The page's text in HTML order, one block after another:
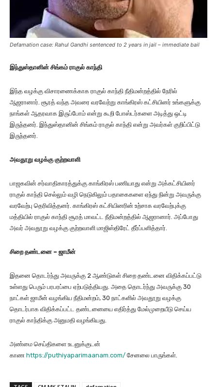
Defamation case: Rahul Gandhi sentenced to 2 years in jail – immediate bail
இந்துஸ்தானின் சிங்கம் ராகுல் காந்தி
இந்த வழக்கு விசாரணைக்காக ராகுல் காந்தி நீதிமன்றத்தில் நேரில்
ஆஜரானார். சூரத் வந்த அவரை வரவேற்று காங்கிரஸ் கட்சியினர் உங்களுக்கு
நாங்கள் ஆதரவாக இருப்போம் என்று கூறி போஸ்டர்களை அடித்து ஒட்டி
இருந்தனர். இந்துஸ்தானின் சிங்கம் ராகுல் காந்தி என்று அவர்கள் குறிப்பிட்டு
இருந்தனர்.
அவதூறு வழக்கு குற்றவாளி
பாஜகவின் சர்வாதிகாரத்துக்கு காங்கிரஸ் பணியாது என்று அக்கட்சியினர்
ராகுல் காந்தி செல்லும் வழி நெடுகிலும் பதாகைகளை ஏந்து நின்று அவருக்கு
வரவேற்பு தெரிவித்தனர். காங்கிரஸ் கட்சியினரின் உற்சாக வரவேற்புக்கு
மத்தியில் ராகுல் காந்தி சூரத் மாவட்ட நீதிமன்றத்தில் ஆஜரானார். அப்போது
அவர் அவதூறு வழக்கு குற்றவாளி மாஜிஸ்திரேட் தீர்ப்பளித்தார்.
சிறை தண்டனை – ஜாமீன்
இதனை தொடர்ந்து அவருக்கு 2 ஆண்டுகள் சிறை தண்டனை விதிக்கப்பட்டு
உள்ளது பெரும் பரபரப்பை ஏற்படுத்தியது. அதை தொடர்ந்து அவருக்கு 30
நாட்கள் ஜாமீன் வழங்கிய நீதிமன்றம், 30 நாட்களில் அவதூறு வழக்கு
தொடர்பாக விதிக்கப்பட்ட தண்டனையை எதிர்த்து மேல்முறையீடு செய்ய
ராகுல் காந்திக்கு அனுமதி வழங்கியது.
அண்மை செய்திகளை உடனுக்குடன்
காண https://puthiyaparimaanam.com/ சேனலை பாருங்கள்.